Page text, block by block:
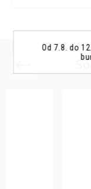
Od 7.8. do